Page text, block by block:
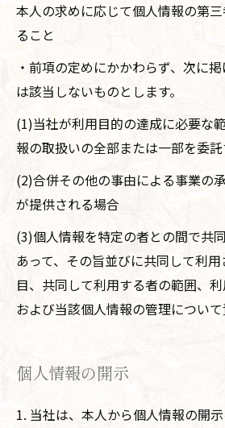
本人の求めに応じて個人情報の第
ること
・前項の定めにかかわらず、次に
は該当しないものとします。
(1)当社が利用目的の達成に必要な
報の取扱いの全部または一部を委
(2)合併その他の事由による事業の
が提供される場合
(3)個人情報を特定の者との間で共
あって、その旨並びに共同して利
目、共同して利用する者の範囲、
および当該個人情報の管理につい
個人情報の開示
1. 当社は、本人から個人情報の開